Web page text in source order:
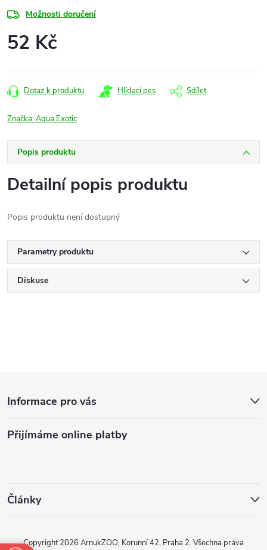
Možnosti doručení
52 Kč
cena:
Dotaz k produktu Hlídací pes Sdílet
Značka:Aqua Exotic
Popis produktu
Detailní popis produktu
Popis produktu není dostupný
Parametry produktu
Diskuse
p
í
Informace pro vás
Přijímáme online platby
Články
Copyright 2026 ArnukZOO, Korunní 42, Praha 2. Všechna práva